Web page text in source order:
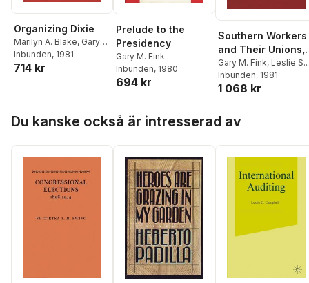
Organizing Dixie
Marilyn A. Blake, Gary
M. Fink
Inbunden, 1981
714 kr
Prelude to the
Presidency
Gary M. Fink
Inbunden, 1980
694 kr
Southern Workers
and Their Unions,
1880-1975
Gary M. Fink, Leslie S.
Hough
Inbunden, 1981
1 068 kr
Du kanske också är intresserad av